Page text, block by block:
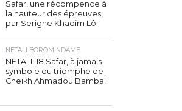
Safar, une récompence à
la hauteur des épreuves,
par Serigne Khadim Lô
NETALI BOROM NDAME
NETALI: 18 Safar, à jamais
symbole du triomphe de
Cheikh Ahmadou Bamba!